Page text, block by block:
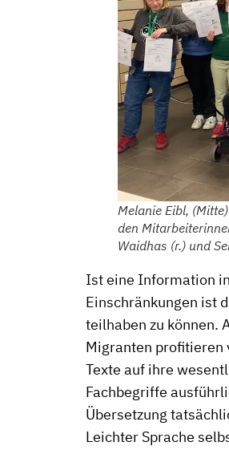
Melanie Eibl,
den
Waidhas (r.) und
Ist eine Information
Einschränkungen ist
teilhaben zu können.
Migranten profitieren
Texte auf ihre
Fachbegriffe
Übersetzung
Leichter Sprache